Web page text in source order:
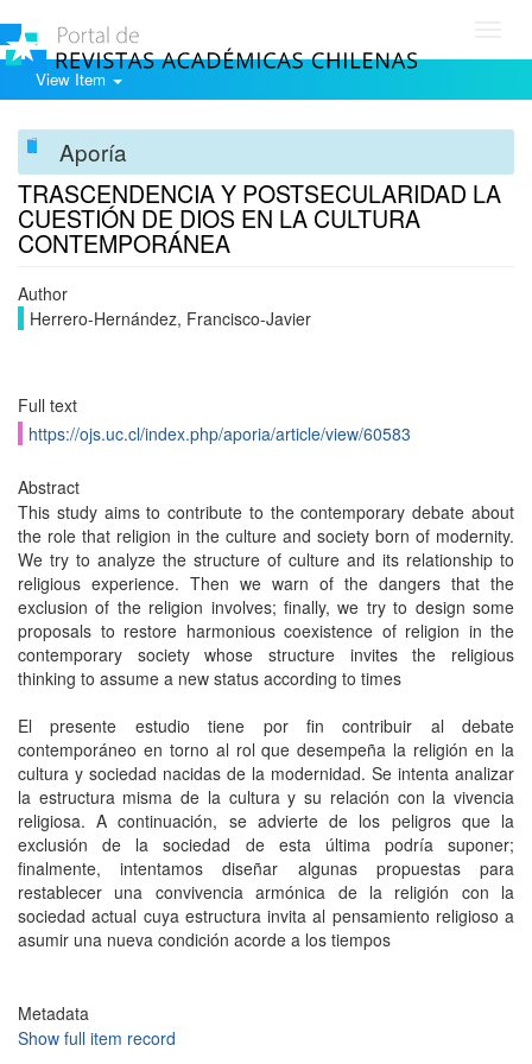
View Item
Aporía
TRASCENDENCIA Y POSTSECULARIDAD LA
CUESTIÓN DE DIOS EN LA CULTURA
CONTEMPORÁNEA
Author
Herrero-Hernández, Francisco-Javier
Full text
https://ojs.uc.cl/index.php/aporia/article/view/60583
Abstract
This study aims to contribute to the contemporary debate about
the role that religion in the culture and society born of modernity.
We try to analyze the structure of culture and its relationship to
religious experience. Then we warn of the dangers that the
exclusion of the religion involves; finally, we try to design some
proposals to restore harmonious coexistence of religion in the
contemporary society whose structure invites the religious
thinking to assume a new status according to times
El presente estudio tiene por fin contribuir al debate
contemporáneo en torno al rol que desempeña la religión en la
cultura y sociedad nacidas de la modernidad. Se intenta analizar
la estructura misma de la cultura y su relación con la vivencia
religiosa. A continuación, se advierte de los peligros que la
exclusión de la sociedad de esta última podría suponer;
finalmente, intentamos diseñar algunas propuestas para
restablecer una convivencia armónica de la religión con la
sociedad actual cuya estructura invita al pensamiento religioso a
asumir una nueva condición acorde a los tiempos
Metadata
Show full item record